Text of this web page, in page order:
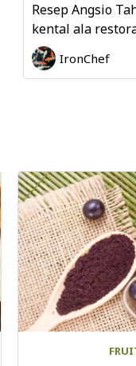
Resep Angsio
kental ala
IronChef